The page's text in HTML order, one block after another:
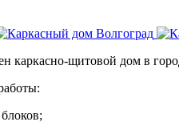
каркасно-щитовой дом в